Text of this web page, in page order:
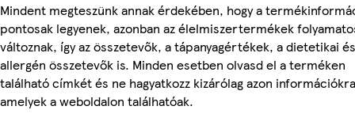
Mindent megteszünk annak érdekében, hogy a
pontosak legyenek, azonban az élelmiszertermékek
változnak, így az összetevők, a tápanyagértékek, a dietetikai és
allergén összetevők is. Minden esetben olvasd el a terméken
található címkét és ne hagyatkozz kizárólag azon
amelyek a weboldalon találhatóak.